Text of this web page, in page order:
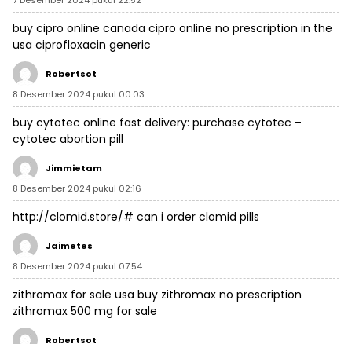
buy cipro online canada cipro online no prescription in the
usa ciprofloxacin generic
Robertsot
8 Desember 2024 pukul 00:03
buy cytotec online fast delivery: purchase cytotec –
cytotec abortion pill
Jimmietam
8 Desember 2024 pukul 02:16
http://clomid.store/# can i order clomid pills
Jaimetes
8 Desember 2024 pukul 07:54
zithromax for sale usa buy zithromax no prescription
zithromax 500 mg for sale
Robertsot